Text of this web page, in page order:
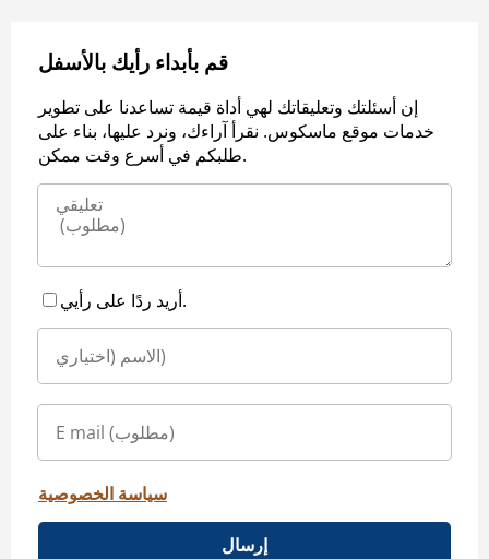
قم بأبداء رأيك بالأسفل
إن أسئلتك وتعليقاتك لهي أداة قيمة تساعدنا على تطوير
خدمات موقع ماسكوس. نقرأ آراءك، ونرد عليها، بناء على
طلبكم في أسرع وقت ممكن.
أريد ردًا على رأيي.
سياسة الخصوصية
إرسال